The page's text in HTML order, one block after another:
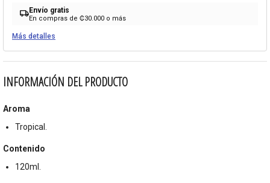
local_shippingEnvío gratis
En compras de ₡30.000 o más
Más detalles
INFORMACIÓN DEL PRODUCTO
Aroma
Tropical.
Contenido
120ml.